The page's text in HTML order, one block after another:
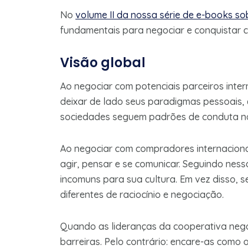
No volume II da nossa série de e-books
fundamentais para negociar e conquistar
Visão global
Ao negociar com potenciais parceiros
deixar de lado seus paradigmas pessoais,
sociedades seguem padrões de conduta
Ao negociar com compradores
agir, pensar e se comunicar. Seguindo
incomuns para sua cultura. Em vez
diferentes de raciocínio e negociação.
Quando as lideranças da cooperativa
barreiras. Pelo contrário: encare-as